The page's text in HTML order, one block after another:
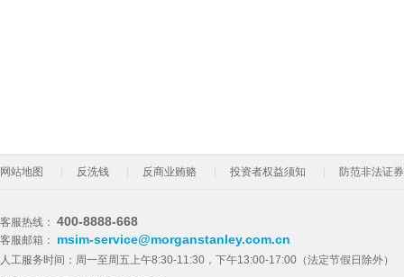
网站地图 反洗钱 反商业贿赂 投资者权益须知 防范非法证
客服热线： 400-8888-668
客服邮箱： msim-service@morganstanley.com.cn
人工服务时间：周一至周五上午8:30-11:30，下午13:00-17:00（法定节假日除外）